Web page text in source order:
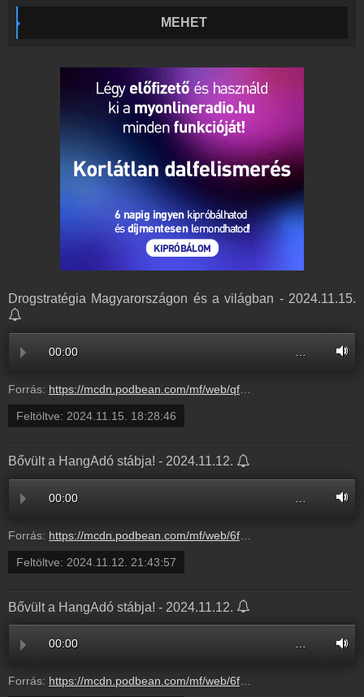
Online rádió készítés
Készítés lépésről lépésre MEHET
Drogstratégia Magyarországon és a világban - 2024.11.15.
00:00
Forrás: https://mcdn.podbean.com/mf/web/qf8bvrm8be6wtxgr/20241112_20-18-fuggosegrol_mindenkinek81nwi.mp3
Feltöltve: 2024.11.15. 18:28:46
Bővült a HangAdó stábja! - 2024.11.12.
00:00
Forrás: https://mcdn.podbean.com/mf/web/6fztqcyg5igk5g2n/20241108_20-16-hangado8opc2.mp3
Feltöltve: 2024.11.12. 21:43:57
Bővült a HangAdó stábja! - 2024.11.12.
00:00 …
Forrás: https://mcdn.podbean.com/mf/web/6fztqcyg5igk5g2n/20241108_20-16-hangado8opc2.mp3